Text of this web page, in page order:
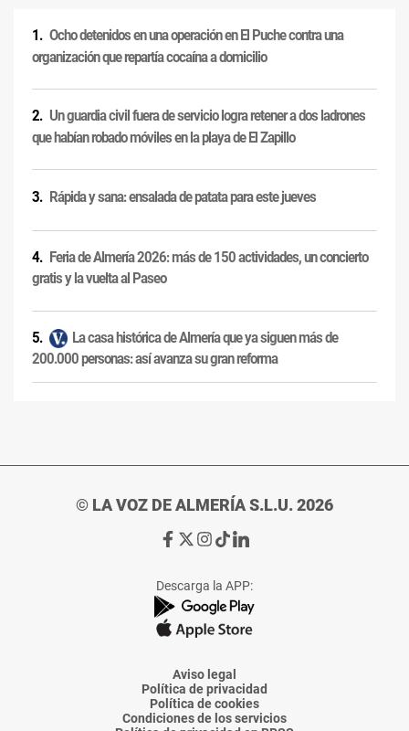
Ocho detenidos en una operación en El Puche contra una
organización que repartía cocaína a domicilio
Un guardia civil fuera de servicio logra retener a dos ladrones
que habían robado móviles en la playa de El Zapillo
Rápida y sana: ensalada de patata para este jueves
Feria de Almería 2026: más de 150 actividades, un concierto
gratis y la vuelta al Paseo
La casa histórica de Almería que ya siguen más de
200.000 personas: así avanza su gran reforma
© LA VOZ DE ALMERÍA S.L.U. 2026
Ir
de
La
Voz
Almería
Ir
de
La
Voz
Almería
Ir
de
La
Voz
Almería
Ir
de
La
Voz
Almería
Ir
de
La
Voz
Descarga la APP:
Aviso legal
Política de privacidad
Política de cookies
Condiciones de los servicios